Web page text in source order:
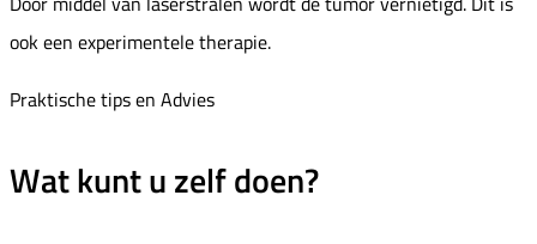
ook een experimentele therapie.
Praktische tips en Advies
Wat kunt u zelf doen?